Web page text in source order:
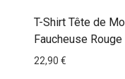
T-Shirt Tête de
Faucheuse Rouge
22,90 €